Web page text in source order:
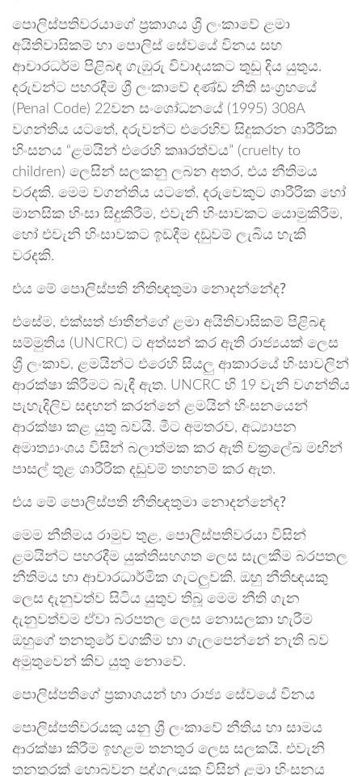
පොලිස්පතිවරයාගේ ප්‍රකාශය ශ්‍රී ලංකාවේ ළමා
අයිතිවාසිකම් හා පොලිස් සේවයේ විනය සහ
ආචාරධර්ම පිළිබඳ ගැඹුරු විවාදයකට තුඩු දිය යුතුය.
දරුවන්ට පහරදීම ශ්‍රී ලංකාවේ දණ්ඩ නීති සංග්‍රහයේ
(Penal Code) 22වන සංශෝධනයේ (1995) 308A
වගන්තිය යටතේ, දරුවන්ට එරෙහිව සිදුකරන ශාරීරික
හිංසනය “ළමයින් එරෙහි කෲරත්වය” (cruelty to
children) ලෙසින් සලකනු ලබන අතර, එය නීතිමය
වරදකි. මෙම වගන්තිය යටතේ, දරුවෙකුට ශාරීරික හෝ
මානසික හිංසා සිදුකිරීම, එවැනි හිංසාවකට යොමුකිරීම,
හෝ එවැනි හිංසාවකට ඉඩදීම දඩුවම් ලැබිය හැකි
වරදකි.
එය මේ පොලිස්පති නීතිඥතුමා නොදන්නේද?
එසේම, එක්සත් ජාතීන්ගේ ළමා අයිතිවාසිකම් පිළිබඳ
සම්මුතිය (UNCRC) ට අත්සන් කර ඇති රාජ්‍යයක් ලෙස
ශ්‍රී ලංකාව, ළමයින්ට එරෙහි සියලු ආකාරයේ හිංසාවලින්
ආරක්ෂා කිරීමට බැඳී ඇත. UNCRC හි 19 වැනි වගන්තිය
පැහැදිලිව සඳහන් කරන්නේ ළමයින් හිංසනයෙන්
ආරක්ෂා කළ යුතු බවයි. මීට අමතරව, අධ්‍යාපන
අමාත්‍යාංශය විසින් බලාත්මක කර ඇති චක්‍රලේඛ මඟින්
පාසල් තුළ ශාරීරික දඩුවම් තහනම් කර ඇත.
එය මේ පොලිස්පති නීතිඥතුමා නොදන්නේද?
මෙම නීතිමය රාමුව තුළ, පොලිස්පතිවරයා විසින්
ළමයින්ට පහරදීම යුක්තිසහගත ලෙස සැලකීම බරපතල
නීතිමය හා ආචාරධාර්මික ගැටලුවකි. ඔහු නීතිඥයකු
ලෙස දැනුවත්ව සිටිය යුතුව තිබූ මෙම නීති ගැන
දැනුවත්වම ඒවා බරපතල ලෙස නොසලකා හැරීම
ඔහුගේ තනතුරේ වගකීම හා ගැලපෙන්නේ නැති බව
අමුතුවෙන් කිව යුතු නොවේ.
පොලිස්පතිගේ ප්‍රකාශයන් හා රාජ්‍ය සේවයේ විනය
පොලිස්පතිවරයකු යනු ශ්‍රී ලංකාවේ නීතිය හා සාමය
ආරක්ෂා කිරීම ඉහළම තනතුර ලෙස සලකයි. එවැනි
තනතුරක් හොබවන පුද්ගලයකු විසින් ළමා හිංසනය